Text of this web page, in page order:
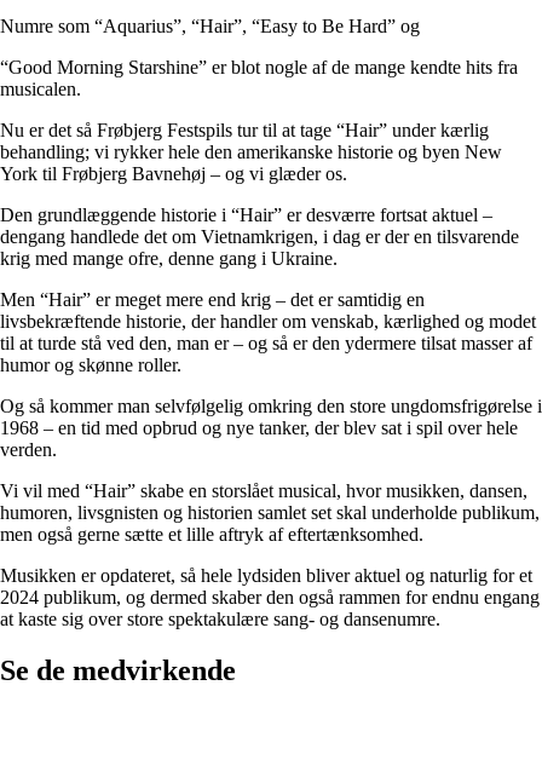
Numre som “Aquarius”, “Hair”, “Easy to Be Hard” og
“Good Morning Starshine” er blot nogle af de mange kendte hits fra
musicalen.
Nu er det så Frøbjerg Festspils tur til at tage “Hair” under kærlig
behandling; vi rykker hele den amerikanske historie og byen New
York til Frøbjerg Bavnehøj – og vi glæder os.
Den grundlæggende historie i “Hair” er desværre fortsat aktuel –
dengang handlede det om Vietnamkrigen, i dag er der en tilsvarende
krig med mange ofre, denne gang i Ukraine.
Men “Hair” er meget mere end krig – det er samtidig en
livsbekræftende historie, der handler om venskab, kærlig­hed og modet
til at turde stå ved den, man er – og så er den ydermere tilsat masser af
humor og skønne roller.
Og så kommer man selvfølgelig omkring den store ung­domsfrigørelse i
1968 – en tid med opbrud og nye tanker, der blev sat i spil over hele
verden.
Vi vil med “Hair” skabe en storslået musical, hvor musik­ken, dansen,
humoren, livsgnisten og historien samlet set skal underholde publikum,
men også gerne sætte et lille aftryk af eftertænksomhed.
Musikken er opdateret, så hele lydsiden bliver aktuel og naturlig for et
2024 publikum, og dermed skaber den også rammen for endnu engang
at kaste sig over store spektakulære sang- og dansenumre.
Se de medvirkende